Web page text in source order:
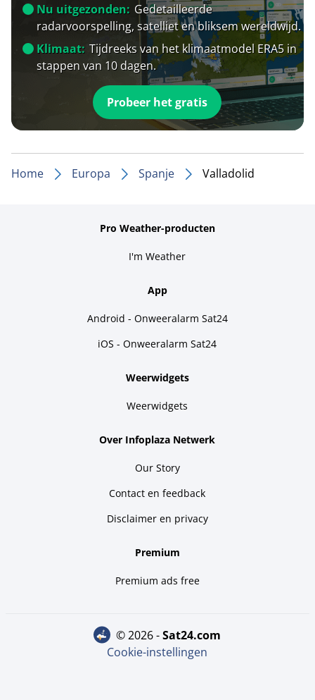
Nu uitgezonden: Gedetailleerde
radarvoorspelling, satelliet en bliksem wereldwijd.
Klimaat: Tijdreeks van het klimaatmodel ERA5 in
stappen van 10 dagen.
Probeer het gratis
Home Europa Spanje Valladolid
Pro Weather-producten
I'm Weather
App
Android - Onweeralarm Sat24
iOS - Onweeralarm Sat24
Weerwidgets
Weerwidgets
Over Infoplaza Netwerk
Our Story
Contact en feedback
Disclaimer en privacy
Premium
Premium ads free
© 2026 - sat24.com
Cookie-instellingen